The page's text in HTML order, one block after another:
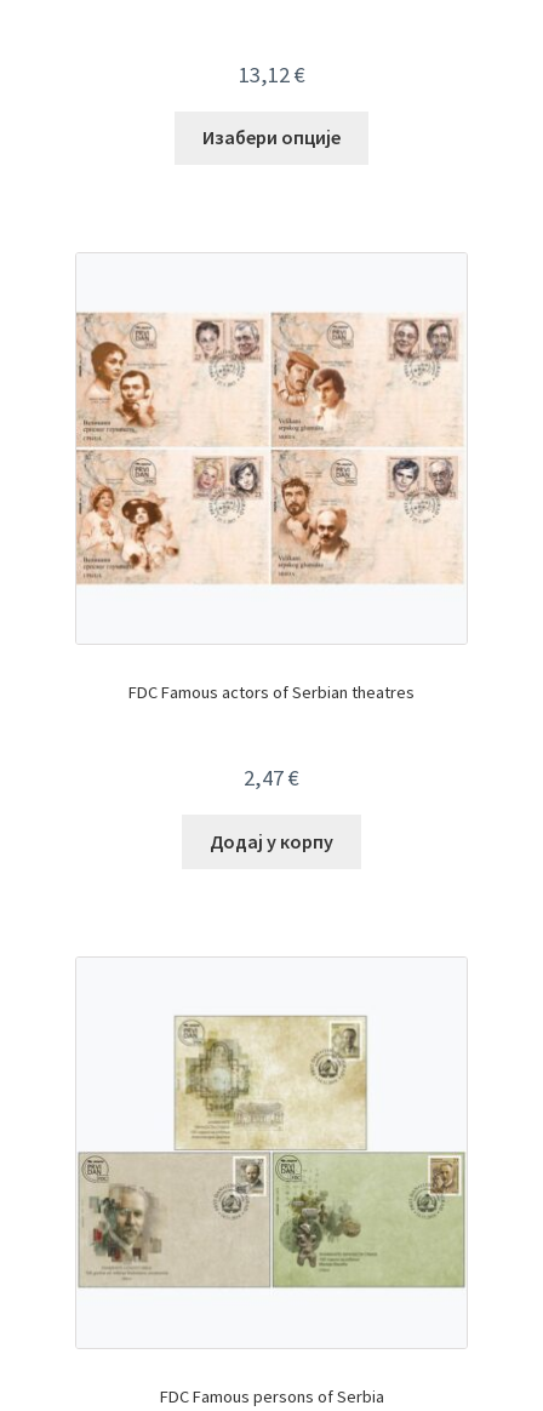
13,12€
Изабери опције
FDC Famous actors of Serbian theatres
2,47€
Додај у корпу
FDC Famous persons of Serbia